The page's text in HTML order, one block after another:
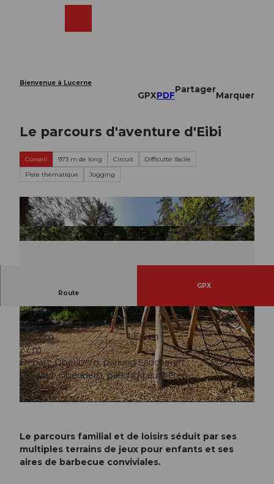
Bienvenue à Lucerne
GPXPDF
Partager
Marquer
Le parcours d'aventure d'Eibi
Conseil 973 m de long Circuit
Difficulté: facile
Piste thématique
Jogging
© Martha Reichmuth, Region Ybrig
Route
GPX
0:15 h
973 m
26 m
27 m
1.097 m
1.124 m
27 m
Départ: Oberiberg, parking Laucheren
Objectif: Oberiberg, parking Laucheren
Le parcours familial et de loisirs séduit par ses
multiples terrains de jeux pour enfants et ses
aires de barbecue conviviales.